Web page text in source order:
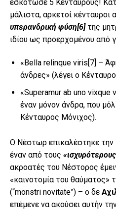
εσκότωσε 5 Κενταύρους!
μάλιστα, αρκετοί κένταυροι
υπερανδρική φύση[6] της
ιδίου ως προερχομένου από
«Bella relinque viris[7] –
άνδρες» (λέγει ο
«Superamur ab uno vixque
έναν μόνον άνδρα, που
Κένταυρος Μόνιχος).
Ο Νέστωρ επικαλέστηκε την
έναν από τους
ακροατές του Νέστορος
«καινοτομία του θαύματος»
(“monstri novitate”) – ο δε
επέμενε να ακούσει αυτήν